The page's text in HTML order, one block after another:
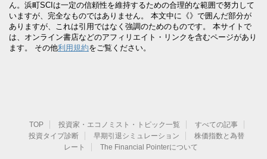
ん。浜町SCIは一定の信頼性を維持するための合理的な範囲で努力して
いますが、完全なものではありません。 本文中に《》で囲んだ部分が
ありますが、これは引用ではなく強調のためのものです。 本サイトで
は、オンライン書店などのアフィリエイト・リンクを含むページがあり
ます。 その他利用規約をご覧ください。
TOP 投資家・エコノミスト・トピック一覧
すべての記事
投資タイプ診断
早期引退シミュレーション
株価指数と為替
レート
The Financial Pointerについて